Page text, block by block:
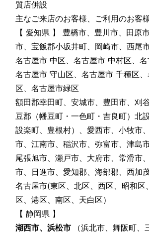
質店併設
主なご来店のお客様、ご利用のお客
【 愛知県 】 豊橋市、豊川市、田原
市、宝飯郡小坂井町、岡崎市、西尾市
名古屋市 中区、名古屋市 中村区、名
名古屋市 守山区、名古屋市 千種区
区、名古屋市緑区
額田郡幸田町、安城市、豊田市、刈
豆郡（幡豆町・一色町・吉良町）北
設楽町、豊根村）、愛西市、小牧市
市、江南市、稲沢市、弥富市、津島
尾張旭市、瀬戸市、大府市、常滑市
市、日進市、愛知郡、海部郡、西加
名古屋市(東区、北区、西区、昭和区
区、港区、南区、天白区）
【 静岡県 】
湖西市、浜松市
（浜北市、舞阪町